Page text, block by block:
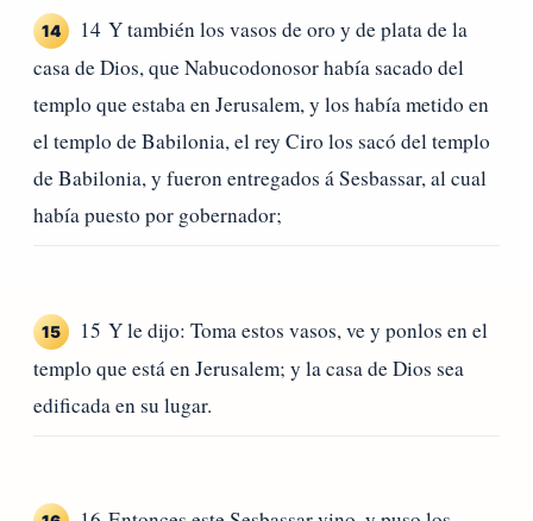
14
14 Y también los vasos de oro y de plata de la
casa de Dios, que Nabucodonosor había sacado del
templo que estaba en Jerusalem, y los había metido en
el templo de Babilonia, el rey Ciro los sacó del templo
de Babilonia, y fueron entregados á Sesbassar, al cual
había puesto por gobernador;
15
15 Y le dijo: Toma estos vasos, ve y ponlos en el
templo que está en Jerusalem; y la casa de Dios sea
edificada en su lugar.